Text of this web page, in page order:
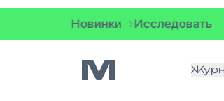
Исследовать